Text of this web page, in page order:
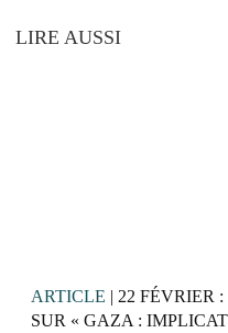
LIRE AUSSI
ARTICLE | 22 FÉVRIER
SUR « GAZA :